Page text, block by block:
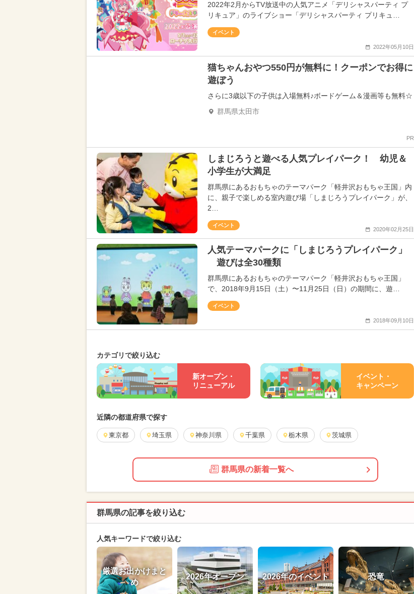
2022年2月からTV放送中の人気アニメ「デリシャスパーティ プ
リキュア」のライブショー「デリシャスパーティ プリキュ…
イベント
2022年05月10日
猫ちゃんおやつ550円が無料に！クーポンでお得に
遊ぼう
さらに3歳以下の子供は入場無料♪ボードゲーム＆漫画等も無料☆
群馬県太田市
PR
しまじろうと遊べる人気プレイパーク！ 幼児＆
小学生が大満足
群馬県にあるおもちゃのテーマパーク「軽井沢おもちゃ王国」内
に、親子で楽しめる室内遊び場「しまじろうプレイパーク」が、
2…
イベント
2020年02月25日
人気テーマパークに「しまじろうプレイパーク」
遊びは全30種類
群馬県にあるおもちゃのテーマパーク「軽井沢おもちゃ王国」
で、2018年9月15日（土）〜11月25日（日）の期間に、遊…
イベント
2018年09月10日
カテゴリで絞り込む
新オープン・
リニューアル
イベント・
キャンペーン
近隣の都道府県で探す
東京都 埼玉県 神奈川県 千葉県 栃木県 茨城県
群馬県の新着一覧へ
群馬県の記事を絞り込む
人気キーワードで絞り込む
厳選お出かけまと
め
2026年オープン 2026年のイベント 恐竜